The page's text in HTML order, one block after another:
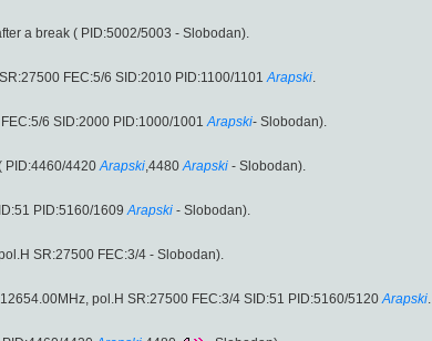
a break ( PID:5002/5003 - Slobodan).
FEC:5/6 SID:2010 PID:1100/1101 Arapski.
6 SID:2000 PID:1000/1001 Arapski- Slobodan).
PID:4460/4420 Arapski,4480 Arapski - Slobodan).
PID:5160/1609 Arapski - Slobodan).
SR:27500 FEC:3/4 - Slobodan).
pol.H SR:27500 FEC:3/4 SID:51 PID:5160/5120 Arapski.